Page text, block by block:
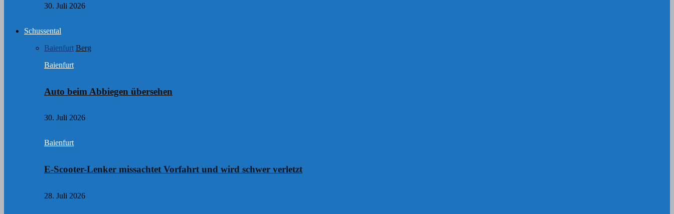
30. Juli 2026
Schussental
Baienfurt Berg
Baienfurt
Auto beim Abbiegen übersehen
30. Juli 2026
Baienfurt
E-Scooter-Lenker missachtet Vorfahrt und wird schwer verletzt
28. Juli 2026